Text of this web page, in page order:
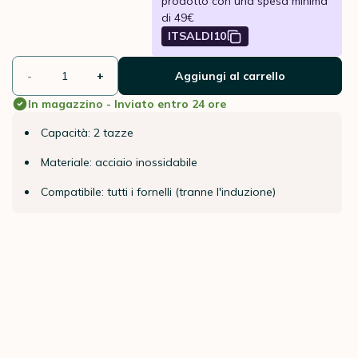
di 49€
ITSALDI10
- +
Aggiungi al carrello
In magazzino - Inviato entro 24 ore
Capacità: 2 tazze
Materiale: acciaio inossidabile
Compatibile: tutti i fornelli (tranne l'induzione)